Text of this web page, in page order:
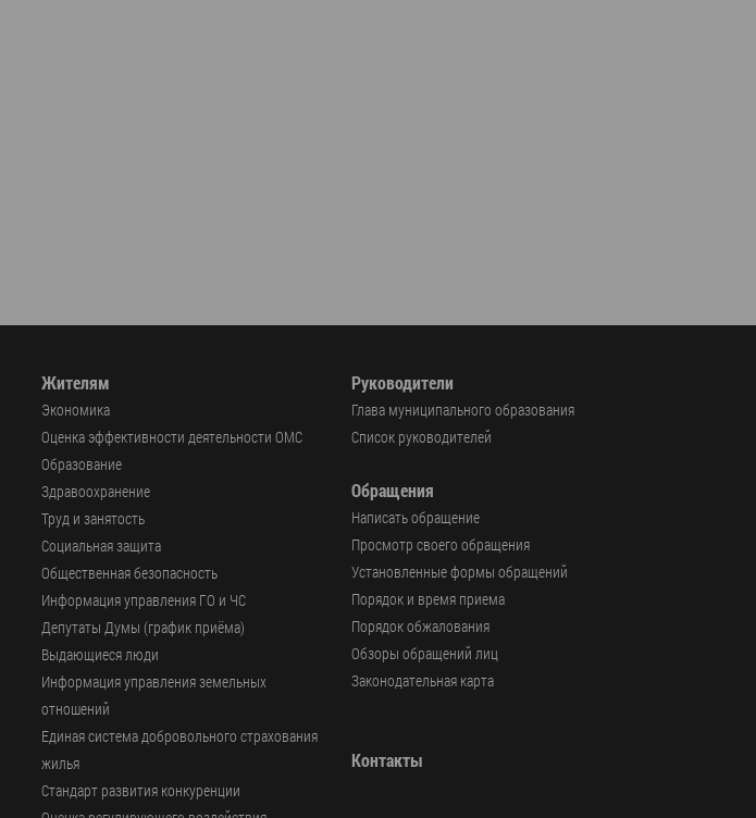
Жителям
Экономика
Оценка эффективности деятельности ОМС
Образование
Здравоохранение
Труд и занятость
Социальная защита
Общественная безопасность
Информация управления ГО и ЧС
Депутаты Думы (график приёма)
Выдающиеся люди
Информация управления земельных
отношений
Единая система добровольного страхования
жилья
Стандарт развития конкуренции
Руководители
Глава муниципального образования
Список руководителей
Обращения
Написать обращение
Просмотр своего обращения
Установленные формы обращений
Порядок и время приема
Порядок обжалования
Обзоры обращений лиц
Законодательная карта
Контакты